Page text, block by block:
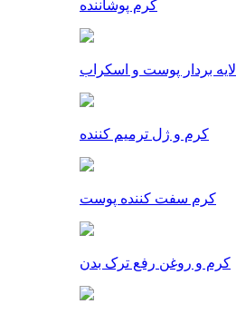
کرم پوشاننده
لایه بردار پوست و اسکراب
کرم و ژل ترمیم کننده
کرم سفت کننده پوست
کرم و روغن رفع ترک بدن